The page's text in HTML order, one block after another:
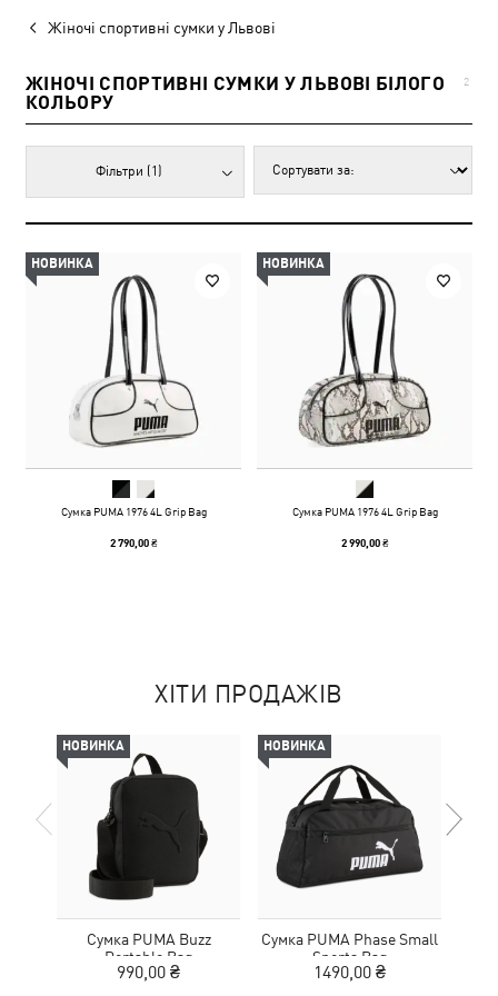
Жіночі спортивні сумки у Львові
ЖІНОЧІ СПОРТИВНІ СУМКИ У ЛЬВОВІ БІЛОГО
КОЛЬОРУ
2
Фільтри (1)
НОВИНКА
Сумка PUMA 1976 4L Grip Bag
2 790,00 ₴
НОВИНКА
Сумка PUMA 1976 4L Grip Bag
2 990,00 ₴
ХІТИ ПРОДАЖІВ
НОВИНКА
Сумка PUMA Buzz
Portable Bag
990,00 ₴
НОВИНКА
Сумка PUMA Phase Small
Sports Bag
1490,00 ₴